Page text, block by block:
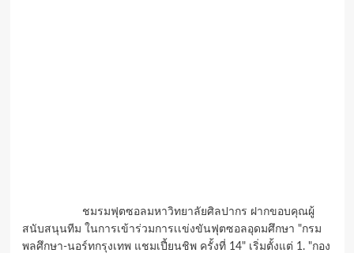
ชมรมฟุตซอลมหาวิทยาลัยศิลปากร ฝากขอบคุณผู้
สนับสนุนทีม ในการเข้าร่วมการเเข่งขันฟุตซอลอุดมศึกษา "กรม
พลศึกษา-นอร์ทกรุงเทพ แชมเปี้ยนชิพ ครั้งที่ 14" เริ่มตั้งแต่ 1. "กอง